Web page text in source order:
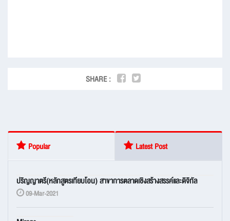
SHARE :
Popular Latest Post
ปริญญาตรี(หลักสูตรเทียบโอน) สาขาการตลาดเชิงสร้างสรรค์และดิจิทัล
09-Mar-2021